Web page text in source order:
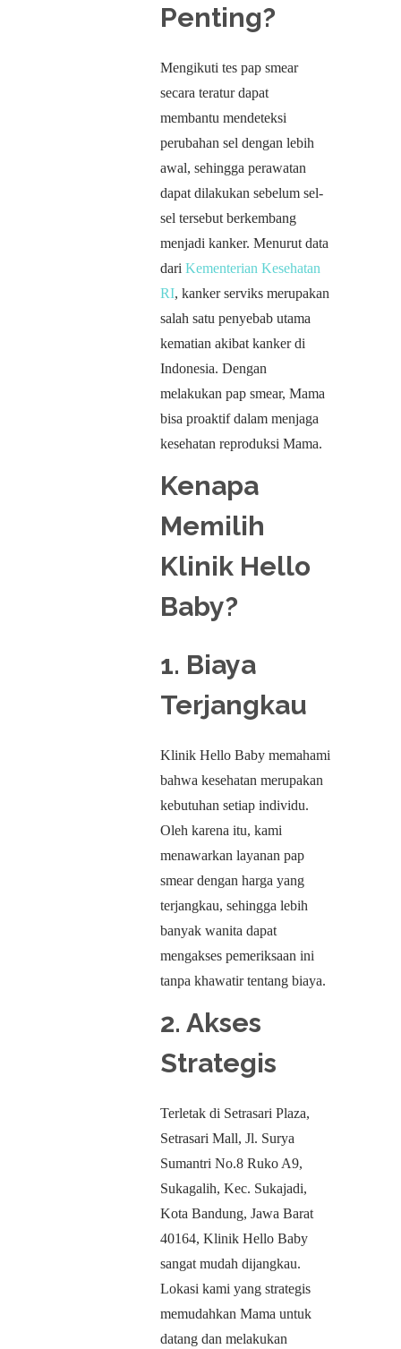
Penting?
Mengikuti tes pap smear
secara teratur dapat
membantu mendeteksi
perubahan sel dengan lebih
awal, sehingga perawatan
dapat dilakukan sebelum sel-
sel tersebut berkembang
menjadi kanker. Menurut data
dari Kementerian Kesehatan
RI, kanker serviks merupakan
salah satu penyebab utama
kematian akibat kanker di
Indonesia. Dengan
melakukan pap smear, Mama
bisa proaktif dalam menjaga
kesehatan reproduksi Mama.
Kenapa
Memilih
Klinik Hello
Baby?
1. Biaya
Terjangkau
Klinik Hello Baby memahami
bahwa kesehatan merupakan
kebutuhan setiap individu.
Oleh karena itu, kami
menawarkan layanan pap
smear dengan harga yang
terjangkau, sehingga lebih
banyak wanita dapat
mengakses pemeriksaan ini
tanpa khawatir tentang biaya.
2. Akses
Strategis
Terletak di Setrasari Plaza,
Setrasari Mall, Jl. Surya
Sumantri No.8 Ruko A9,
Sukagalih, Kec. Sukajadi,
Kota Bandung, Jawa Barat
40164, Klinik Hello Baby
sangat mudah dijangkau.
Lokasi kami yang strategis
memudahkan Mama untuk
datang dan melakukan